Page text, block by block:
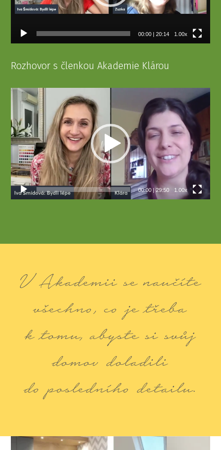
00:00| 20:14 1.00x
Rozhovor s členkou Akademie Klárou
Video
přehrávač
00:00| 29:50 1.00x
V Akademii se naučíte
všechno, co je třeba
k tomu, abyste si svůj
domov doladili
do posledního detailu.